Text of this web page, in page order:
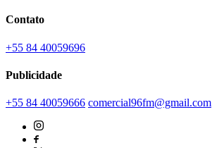
Contato
+55 84 40059696
Publicidade
+55 84 40059666 comercial96fm@gmail.com